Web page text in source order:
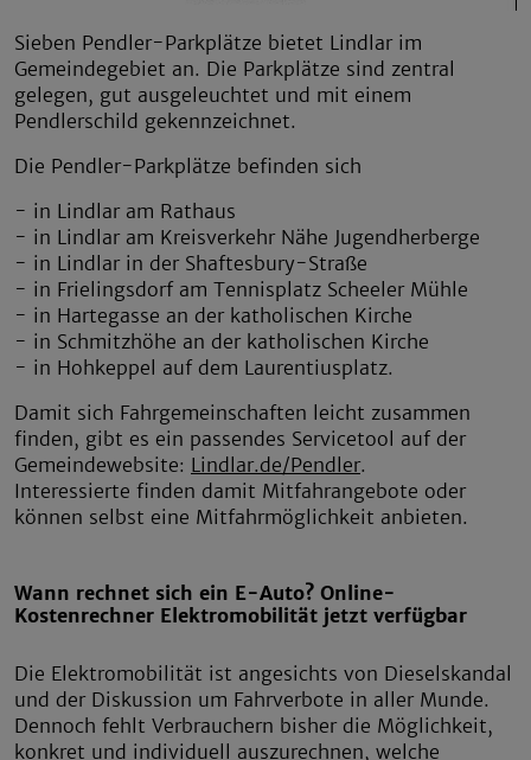
Sieben Pendler-Parkplätze bietet Lindlar im
Gemeindegebiet an. Die Parkplätze sind zentral
gelegen, gut ausgeleuchtet und mit einem
Pendlerschild gekennzeichnet.
Die Pendler-Parkplätze befinden sich
- in Lindlar am Rathaus
- in Lindlar am Kreisverkehr Nähe Jugendherberge
- in Lindlar in der Shaftesbury-Straße
- in Frielingsdorf am Tennisplatz Scheeler Mühle
- in Hartegasse an der katholischen Kirche
- in Schmitzhöhe an der katholischen Kirche
- in Hohkeppel auf dem Laurentiusplatz.
Damit sich Fahrgemeinschaften leicht zusammen
finden, gibt es ein passendes Servicetool auf der
Gemeindewebsite: Lindlar.de/Pendler.
Interessierte finden damit Mitfahrangebote oder
können selbst eine Mitfahrmöglichkeit anbieten.
Wann rechnet sich ein E-Auto? Online-
Kostenrechner Elektromobilität jetzt verfügbar
Die Elektromobilität ist angesichts von Dieselskandal
und der Diskussion um Fahrverbote in aller Munde.
Dennoch fehlt Verbrauchern bisher die Möglichkeit,
konkret und individuell auszurechnen, welche